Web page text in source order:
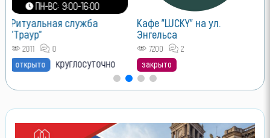
Ритуальная служба
"Траур"
2011
0
открыто
круглосуточно
Кафе "LUCKY" на ул.
Энгельса
7200
2
закрыто